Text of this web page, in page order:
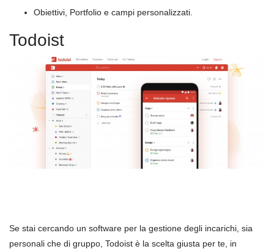
Obiettivi, Portfolio e campi personalizzati.
Todoist
Se stai cercando un software per la gestione degli incarichi, sia
personali che di gruppo, Todoist è la scelta giusta per te, in